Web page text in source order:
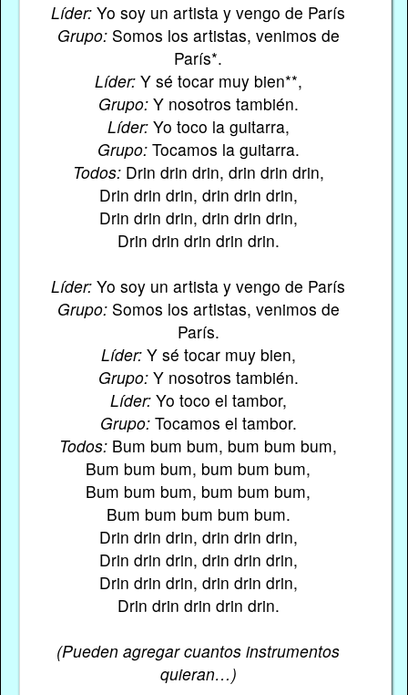
Líder: Yo soy un artista y vengo de París
Grupo:Somos los artistas, venimos de
París*.
Líder:Y sé tocar muy bien**,
Grupo:Y nosotros también.
Líder:Yo toco la guitarra,
Grupo:Tocamos la guitarra.
Todos:Drin drin drin, drin drin drin,
Drin drin drin, drin drin drin,
Drin drin drin, drin drin drin,
Drin drin drin drin drin.
Líder: Yo soy un artista y vengo de París
Grupo:Somos los artistas, venimos de
París.
Líder:Y sé tocar muy bien,
Grupo:Y nosotros también.
Líder:Yo toco el tambor,
Grupo:Tocamos el tambor.
Todos: Bum bum bum, bum bum bum,
Bum bum bum, bum bum bum,
Bum bum bum, bum bum bum,
Bum bum bum bum bum.
Drin drin drin, drin drin drin,
Drin drin drin, drin drin drin,
Drin drin drin, drin drin drin,
Drin drin drin drin drin.
(Pueden agregar cuantos instrumentos
quieran…)